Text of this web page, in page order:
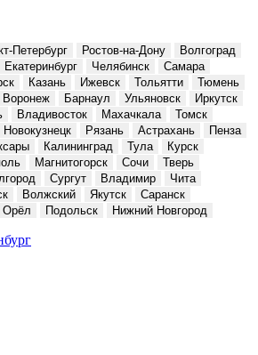
Петербург Ростов-на-Дону
Волгоград
Екатеринбург Челябинск
Самара
Казань Ижевск Тольятти
Тюмень
Воронеж Барнаул Ульяновск
Иркутск
Владивосток Махачкала
Томск
Новокузнецк Рязань Астрахань
Пенза
Калининград Тула
Курск
Магнитогорск Сочи
Тверь
Сургут Владимир
Чита
Волжский Якутск
Саранск
Орёл Подольск Нижний Новгород